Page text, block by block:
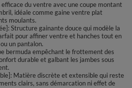
du ventre avec une coupe montant
idéale comme gaine ventre plat
moulants.
Structure gainante douce qui modèle la
pour affiner ventre et hanches tout en
un pantalon.
bermuda empêchant le frottement des
durable et galbant les jambes sous
Matière discrète et extensible qui reste
clairs, sans démarcation ni effet de